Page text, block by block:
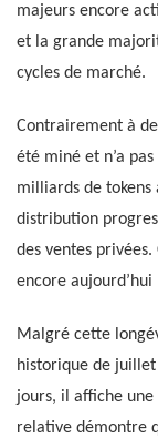
majeurs encore
et la grande
cycles de marché.
Contrairement à de
été miné et n’a
milliards de tokens
distribution
des ventes
encore
Malgré cette
historique de
jours, il affiche une
relative démontre